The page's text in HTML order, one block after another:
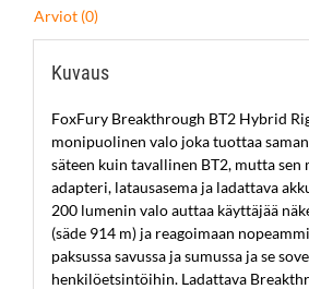
Arviot (0)
Kuvaus
FoxFury Breakthrough BT2 Hybrid
monipuolinen valo joka tuottaa
säteen kuin tavallinen BT2, mutta sen
adapteri, latausasema ja ladattava
200 lumenin valo auttaa käyttäjää
(säde 914 m) ja reagoimaan
paksussa savussa ja sumussa ja se
henkilöetsintöihin. Ladattava